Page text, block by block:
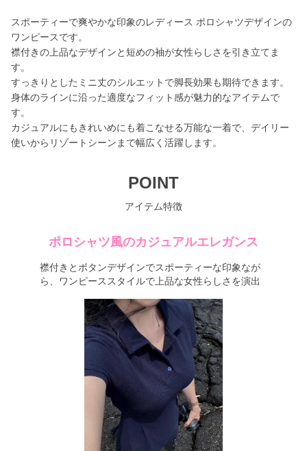
スポーティーで爽やかな印象のレディース ポロシャツデザインの
ワンピースです。
襟付きの上品なデザインと短めの袖が女性らしさを引き立てま
す。
すっきりとしたミニ丈のシルエットで脚長効果も期待できます。
身体のラインに沿った適度なフィット感が魅力的なアイテムで
す。
カジュアルにもきれいめにも着こなせる万能な一着で、デイリー
使いからリゾートシーンまで幅広く活躍します。
POINT
アイテム特徴
ポロシャツ風のカジュアルエレガンス
襟付きとボタンデザインでスポーティーな印象なが
ら、ワンピーススタイルで上品な女性らしさを演出